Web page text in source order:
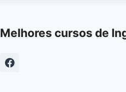
Melhores cursos de